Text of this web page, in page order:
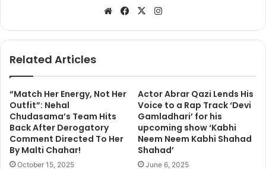
है. आपको भी जानकार आश्चर्य होगा कि अनूप जलोटा के लाइव कंसर्ट की टिकट
ऑनलाइन मिलना शुरु हो चुकी हैं.
We
te
Fa
bo
X
ra
Related Articles
“Match Her Energy, Not Her
Outfit”: Nehal
Chudasama’s Team Hits
Back After Derogatory
Comment Directed To Her
By Malti Chahar!
October 15, 2025
Actor Abrar Qazi Lends His
Voice to a Rap Track ‘Devi
Gamladhari’ for his
upcoming show ‘Kabhi
Neem Neem Kabhi Shahad
Shahad’
June 6, 2025